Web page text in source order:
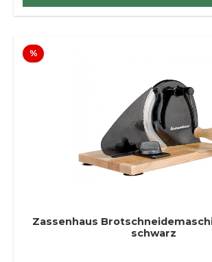
%Rabatt
Zassenhaus
schwarz